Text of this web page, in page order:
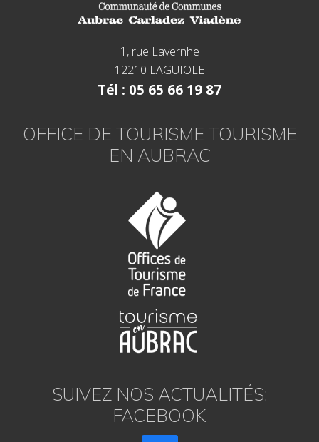
1, rue Lavernhe
12210 LAGUIOLE
Tél : 05 65 66 19 87
OFFICE DE TOURISME TOURISME
EN AUBRAC
SUIVEZ NOS ACTUALITÉS:
FACEBOOK